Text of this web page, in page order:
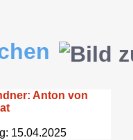
Anton von
15.04.2025